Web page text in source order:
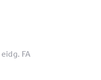
FA